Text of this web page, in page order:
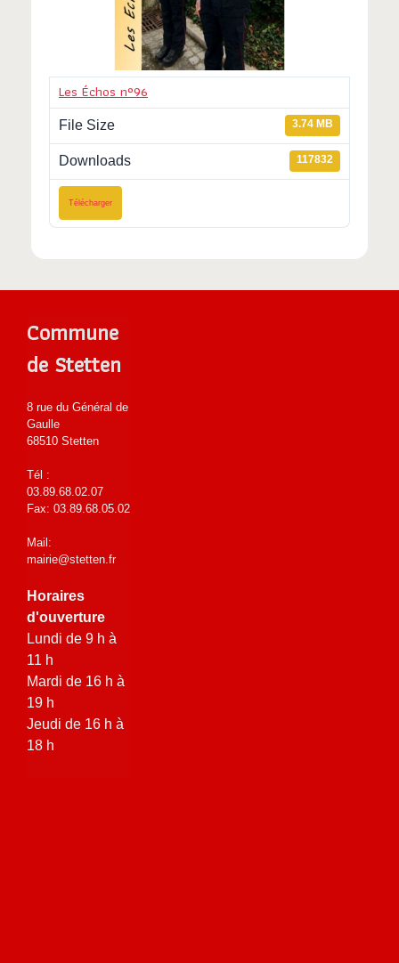
Les Échos n°96
File Size 3.74 MB
Downloads 117832
Télécharger
Commune
de Stetten
8 rue du Général de
Gaulle
68510 Stetten
Tél :
03.89.68.02.07
Fax: 03.89.68.05.02
Mail:
mairie@stetten.fr
Horaires
d'ouverture
Lundi de 9 h à
11 h
Mardi de 16 h à
19 h
Jeudi de 16 h à
18 h